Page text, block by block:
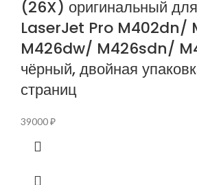
(26X) оригинальный
LaserJet Pro M402dn/
M426dw/ M426sdn/
чёрный, двойная
страниц
39000₽